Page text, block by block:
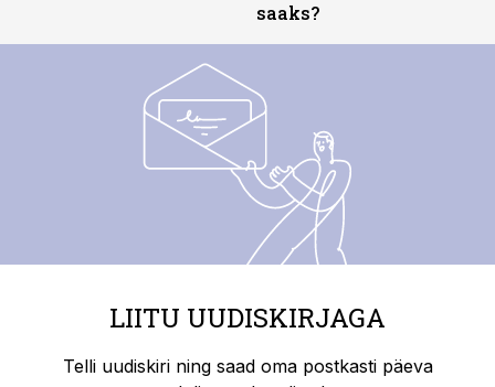
saaks?
LIITU UUDISKIRJAGA
Telli uudiskiri ning saad oma postkasti päeva